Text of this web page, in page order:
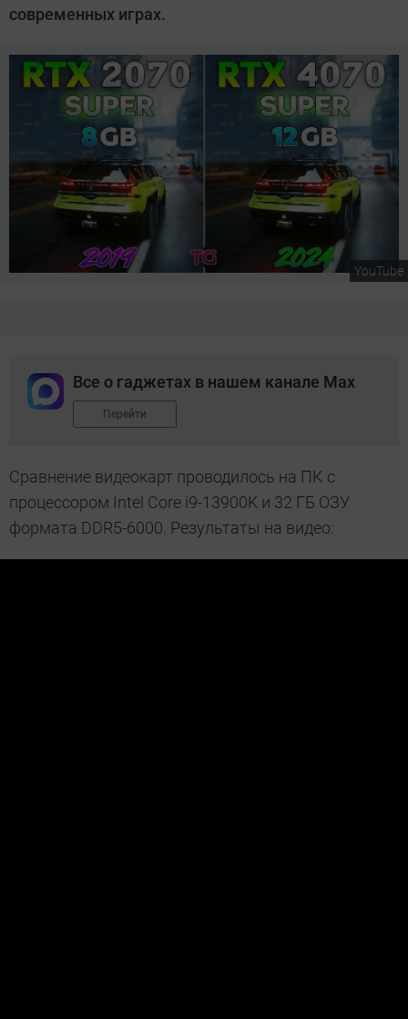
современных играх.
YouTube
Все о гаджетах в нашем канале Max
Перейти
Сравнение видеокарт проводилось на ПК с
процессором Intel Core i9-13900K и 32 ГБ ОЗУ
формата DDR5-6000. Результаты на видео: